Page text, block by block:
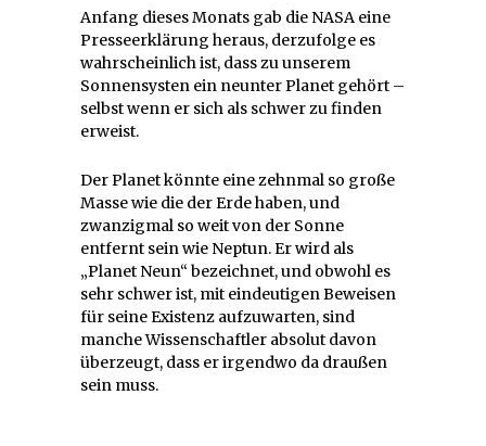
Anfang dieses Monats gab die NASA eine
Presseerklärung heraus, derzufolge es
wahrscheinlich ist, dass zu unserem
Sonnensysten ein neunter Planet gehört –
selbst wenn er sich als schwer zu finden
erweist.
Der Planet könnte eine zehnmal so große
Masse wie die der Erde haben, und
zwanzigmal so weit von der Sonne
entfernt sein wie Neptun. Er wird als
„Planet Neun“ bezeichnet, und obwohl es
sehr schwer ist, mit eindeutigen Beweisen
für seine Existenz aufzuwarten, sind
manche Wissenschaftler absolut davon
überzeugt, dass er irgendwo da draußen
sein muss.